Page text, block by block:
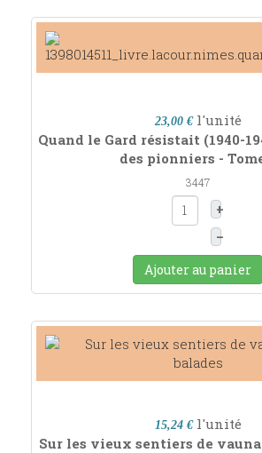
23,00 € l'unité
Quand le Gard résistait (1940-
des pionniers -
3447
+
–
Ajouter au panier
15,24 € l'unité
Sur les vieux sentiers de